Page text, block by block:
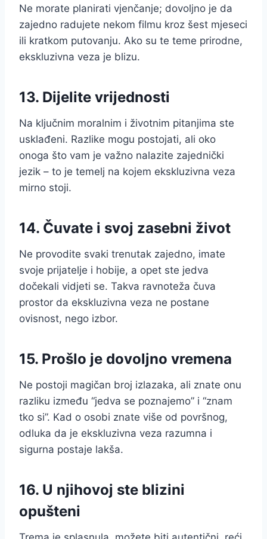
Ne morate planirati vjenčanje; dovoljno je da
zajedno radujete nekom filmu kroz šest mjeseci
ili kratkom putovanju. Ako su te teme prirodne,
ekskluzivna veza je blizu.
13. Dijelite vrijednosti
Na ključnim moralnim i životnim pitanjima ste
usklađeni. Razlike mogu postojati, ali oko
onoga što vam je važno nalazite zajednički
jezik – to je temelj na kojem ekskluzivna veza
mirno stoji.
14. Čuvate i svoj zasebni život
Ne provodite svaki trenutak zajedno, imate
svoje prijatelje i hobije, a opet ste jedva
dočekali vidjeti se. Takva ravnoteža čuva
prostor da ekskluzivna veza ne postane
ovisnost, nego izbor.
15. Prošlo je dovoljno vremena
Ne postoji magičan broj izlazaka, ali znate onu
razliku između “jedva se poznajemo” i “znam
tko si”. Kad o osobi znate više od površnog,
odluka da je ekskluzivna veza razumna i
sigurna postaje lakša.
16. U njihovoj ste blizini
opušteni